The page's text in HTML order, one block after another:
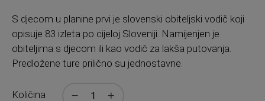
S djecom u planine prvi je slovenski obiteljski vodič koji
opisuje 83 izleta po cijeloj Sloveniji. Namijenjen je
obiteljima s djecom ili kao vodič za lakša putovanja.
Predložene ture prilično su jednostavne.
Količina